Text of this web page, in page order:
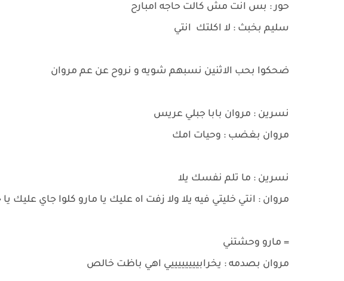
حور : بس انت مش كالت حاجه امبارح
سليم بخبث : لا اكلتك انتي
ضحكوا بحب الاثنين نسبهم شويه و نروح عن عم مروان
نسرين : مروان بابا جبلي عريس
مروان بغضب : وحيات امك
نسرين : ما تلم نفسك يلا
مروان : انتي خليتي فيه يلا ولا زفت اه عليك يا مارو كلوا جاي عليك
= مارو وحشتني
مروان بصدمه : يخرابييييييييي اهي باظت خالص